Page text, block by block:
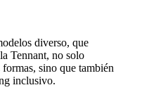
diverso, que
Tennant, no solo
sino que también
inclusivo.